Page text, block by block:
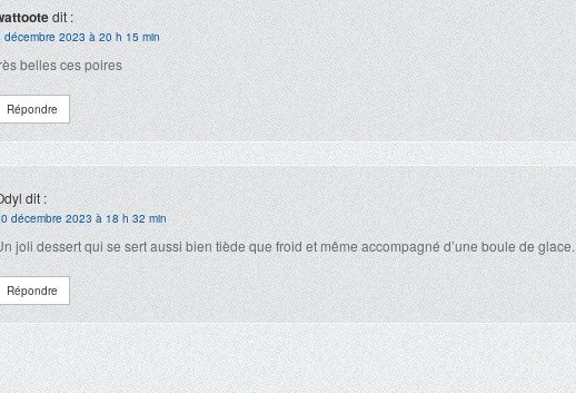
dit :
décembre 2023 à 20 h 15 min
belles ces poires
Répondre
dit :
décembre 2023 à 18 h 32 min
joli dessert qui se sert aussi bien tiède que froid et même accompagné d’une boule de glace.
Répondre